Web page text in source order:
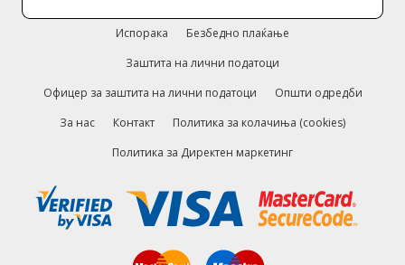
Испорака
Безбедно плаќање
Заштита на лични податоци
Офицер за заштита на лични податоци
Општи одредби
За нас
Контакт
Политика за колачиња (cookies)
Политика за Директен маркетинг